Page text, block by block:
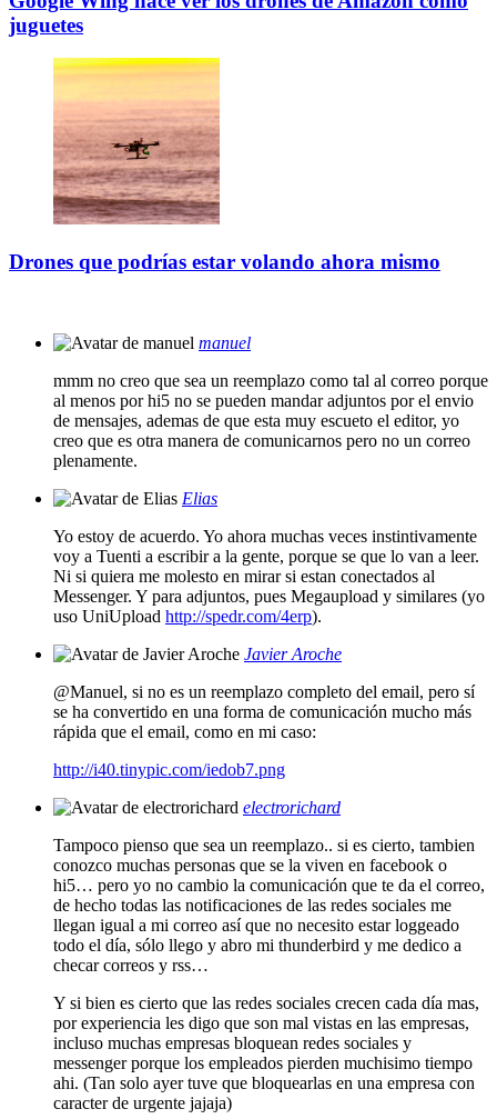
juguetes
Drones que podrías estar volando ahora mismo
manuel
mmm no creo que sea un reemplazo como tal al correo porque
al menos por hi5 no se pueden mandar adjuntos por el envio
de mensajes, ademas de que esta muy escueto el editor, yo
creo que es otra manera de comunicarnos pero no un correo
plenamente.
Elias
Yo estoy de acuerdo. Yo ahora muchas veces instintivamente
voy a Tuenti a escribir a la gente, porque se que lo van a leer.
Ni si quiera me molesto en mirar si estan conectados al
Messenger. Y para adjuntos, pues Megaupload y similares (yo
uso UniUpload http://spedr.com/4erp).
Javier Aroche
@Manuel, si no es un reemplazo completo del email, pero sí
se ha convertido en una forma de comunicación mucho más
rápida que el email, como en mi caso:
http://i40.tinypic.com/iedob7.png
electrorichard
Tampoco pienso que sea un reemplazo.. si es cierto, tambien
conozco muchas personas que se la viven en facebook o
hi5… pero yo no cambio la comunicación que te da el correo,
de hecho todas las notificaciones de las redes sociales me
llegan igual a mi correo así que no necesito estar loggeado
todo el día, sólo llego y abro mi thunderbird y me dedico a
checar correos y rss…
Y si bien es cierto que las redes sociales crecen cada día mas,
por experiencia les digo que son mal vistas en las empresas,
incluso muchas empresas bloquean redes sociales y
messenger porque los empleados pierden muchisimo tiempo
ahi. (Tan solo ayer tuve que bloquearlas en una empresa con
caracter de urgente jajaja)